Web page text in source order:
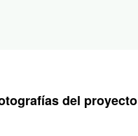
del proyecto